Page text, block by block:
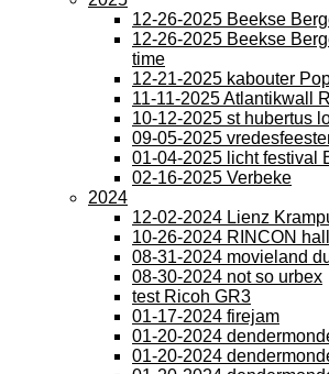
12-26-2025 Beekse
12-26-2025 Beekse
time
12-21-2025 kabouter
11-11-2025 Atlantikwall
10-12-2025 st hubertus
09-05-2025
01-04-2025 licht festival
02-16-2025 Verbeke
2024
12-02-2024 Lienz
10-26-2024 RINCON
08-31-2024 movieland
08-30-2024 not so urbex
test Ricoh GR3
01-17-2024 firejam
01-20-2024
01-20-2024